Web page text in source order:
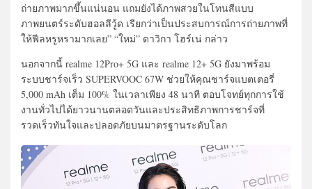
ถ่ายภาพมากขึ้นแน่นอน แถมยังได้ภาพสวยในโทนสีแบบ
ภาพยนตร์ระดับฮอลลีวู้ด เรียกว่าเป็นประสบการณ์การถ่ายภาพที่
ให้ฟีลหรูหรามากเลย” “ใหม่” ดาวิกา โฮร์เน่ กล่าว
นอกจากนี้ realme 12Pro+ 5G และ realme 12+ 5G ยังมาพร้อม
ระบบชาร์จเร็ว SUPERVOOC 67W ช่วยให้คุณชาร์จแบตเตอรี่
5,000 mAh เต็ม 100% ในเวลาเพียง 48 นาที ตอบโจทย์ทุกการใช้
งานทั่วไปได้ยาวนานตลอดวันและประสิทธิภาพการชาร์จที่
รวดเร็วทันใจและปลอดภัยบนมาตรฐานระดับโลก